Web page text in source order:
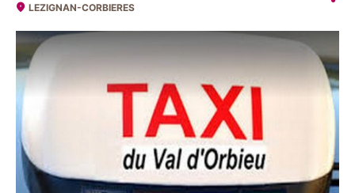
LEZIGNAN-CORBIERES